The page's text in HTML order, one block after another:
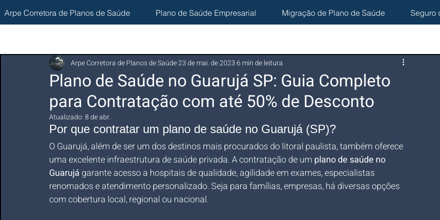
Arpe Corretora de Planos de Saúde Plano de Saúde Empresarial Migração de Plano de Saúde Seguro
Plano de Saúde no Guarujá SP: Guia Completo
para Contratação com até 50% de Desconto
Arpe Corretora de Planos de Saúde23 de mai. de 2023 6 min de leitura
Atualizado:8 de abr.
Por que contratar um plano de saúde no Guarujá (SP)?
O Guarujá, além de ser um dos destinos mais procurados do litoral paulista, também oferece
uma excelente infraestrutura de saúde privada. A contratação de um plano de saúde no
Guarujá garante acesso a hospitais de qualidade, agilidade em exames, especialistas
renomados e atendimento personalizado. Seja para famílias, empresas, há diversas opções
com cobertura local, regional ou nacional.